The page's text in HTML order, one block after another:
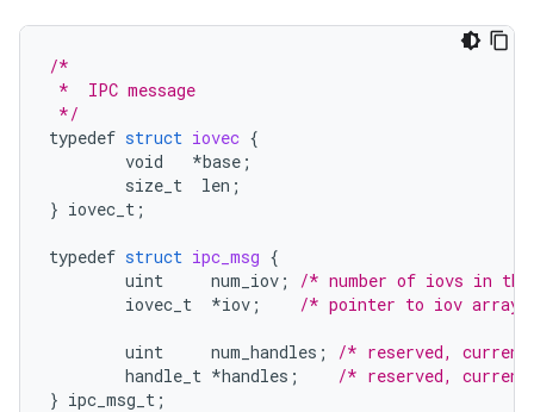
/*
*  IPC message
*/
typedef struct iovec {
void
*base ;
size_t
len ;
} iovec_t ;
typedef struct ipc_msg {
uint
num_iov ;
/* number of iovs in
iovec_t
*iov ; /* pointer to iov array
uint num_handles ;
/* reserved,
handle_t *handles ;
/* reserved,
} ipc_msg_t ;